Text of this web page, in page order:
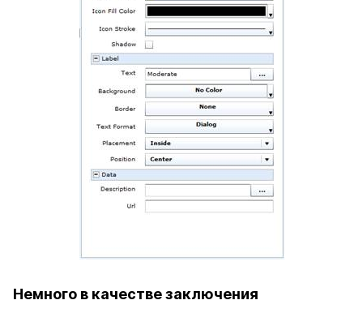
Немного в качестве заключения